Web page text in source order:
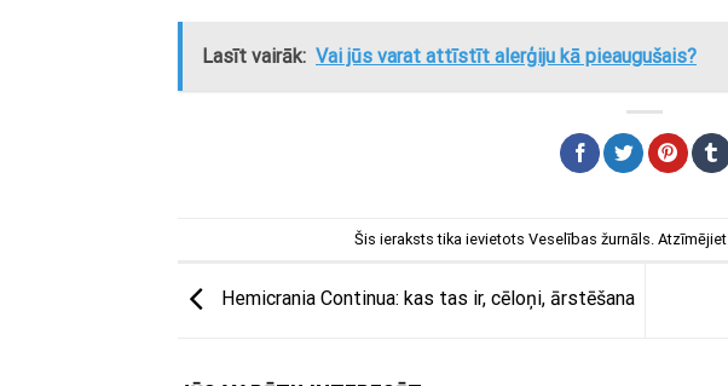
Lasīt vairāk: Vai jūs varat attīstīt alerģiju kā pieaugušais?
Šis ieraksts tika ievietots Veselības žurnāls . Atzīmējiet
Hemicrania Continua: kas tas ir, cēloņi, ārstēšana